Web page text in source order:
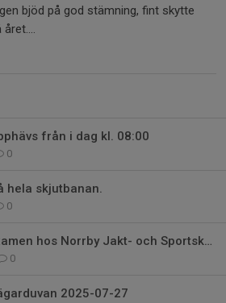
bjöd på god stämning, fint skytte
från i dag kl. 08:00
0
hela skjutbanan.
0
Ta din jägarexamen hos Norrby Jakt- och Sportskytteklubb
0
2025-07-27